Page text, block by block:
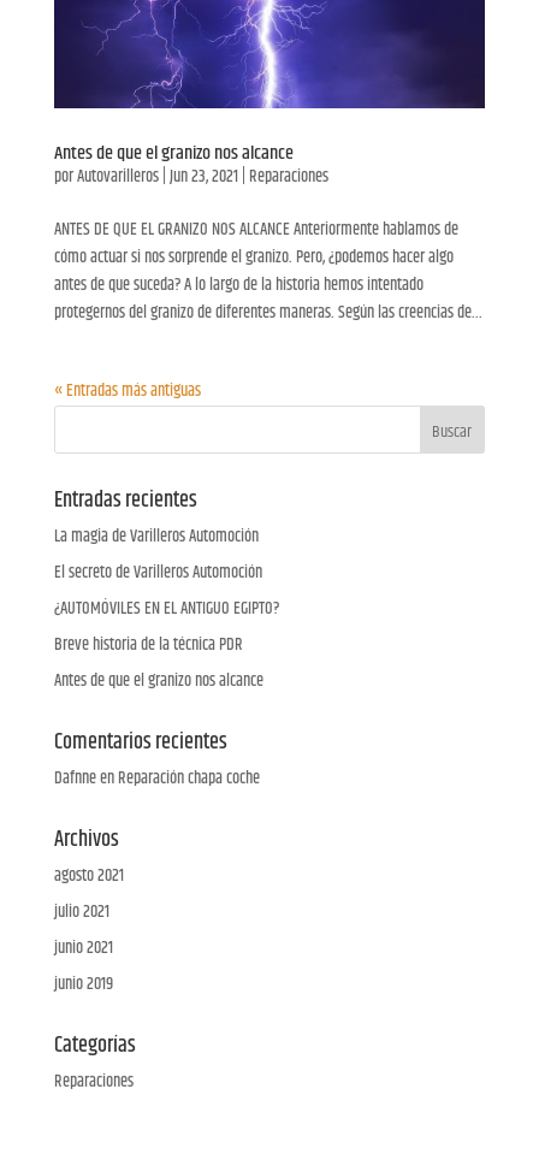
Antes de que el granizo nos alcance
porAutovarilleros| Jun 23, 2021| Reparaciones
ANTES DE QUE EL GRANIZO NOS ALCANCE Anteriormente hablamos de
cómo actuar si nos sorprende el granizo. Pero, ¿podemos hacer algo
antes de que suceda? A lo largo de la historia hemos intentado
protegernos del granizo de diferentes maneras. Según las creencias de...
« Entradas más antiguas
Entradas recientes
La magia de Varilleros Automoción
El secreto de Varilleros Automoción
¿AUTOMÓVILES EN EL ANTIGUO EGIPTO?
Breve historia de la técnica PDR
Antes de que el granizo nos alcance
Comentarios recientes
DafnneenReparación chapa coche
Archivos
agosto 2021
julio 2021
junio 2021
junio 2019
Categorías
Reparaciones